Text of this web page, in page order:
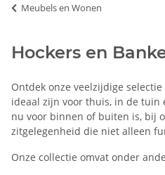
Meubels en Wonen
Hockers en
Ontdek onze veelzijdige selectie
ideaal zijn voor thuis, in de tuin
nu voor binnen of buiten is, bij
zitgelegenheid die niet alleen
Onze collectie omvat onder